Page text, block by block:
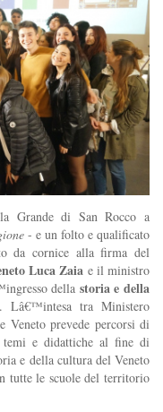
Grande di San Rocco a
- e un folto e qualificato
da cornice alla firma del
Luca Zaia e il ministro
della storia e della
Lâ€™intesa tra Ministero
Veneto prevede percorsi di
e didattiche al fine di
e della cultura del Veneto
tutte le scuole del territorio